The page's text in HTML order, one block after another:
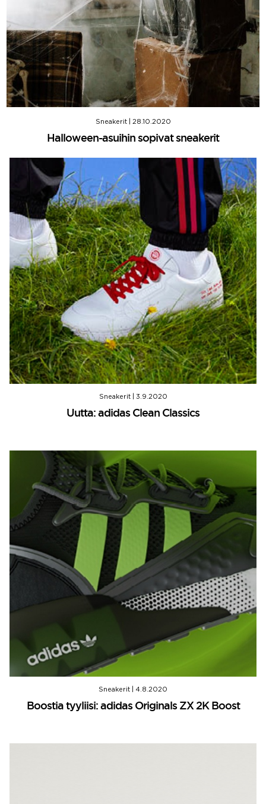
Sneakerit| 28.10.2020
Halloween-asuihin sopivat sneakerit
Sneakerit| 3.9.2020
Uutta: adidas Clean Classics
Sneakerit 4.8.2020
Boostia tyyliisi: adidas Originals ZX 2K Boost